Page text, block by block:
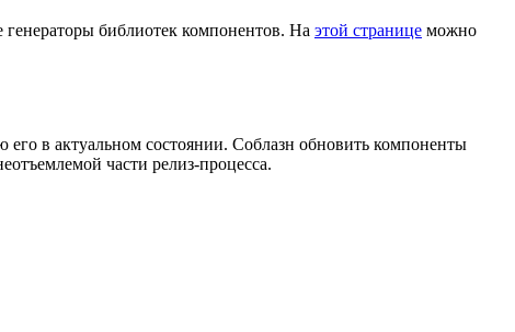
библиотек компонентов. На этой странице можно
в актуальном состоянии. Соблазн обновить компоненты
части релиз-процесса.